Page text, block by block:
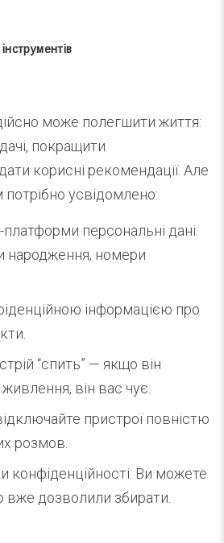
може полегшити життя:
покращити
корисні рекомендації. Але
усвідомлено:
персональні дані:
народження, номери
інформацією про
“спить” — якщо він
він вас чує.
пристрої повністю
розмов.
конфіденційності. Ви можете
вже дозволили збирати.